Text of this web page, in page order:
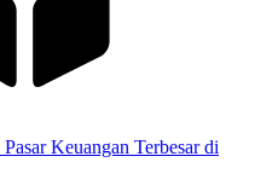
Keuangan Terbesar di